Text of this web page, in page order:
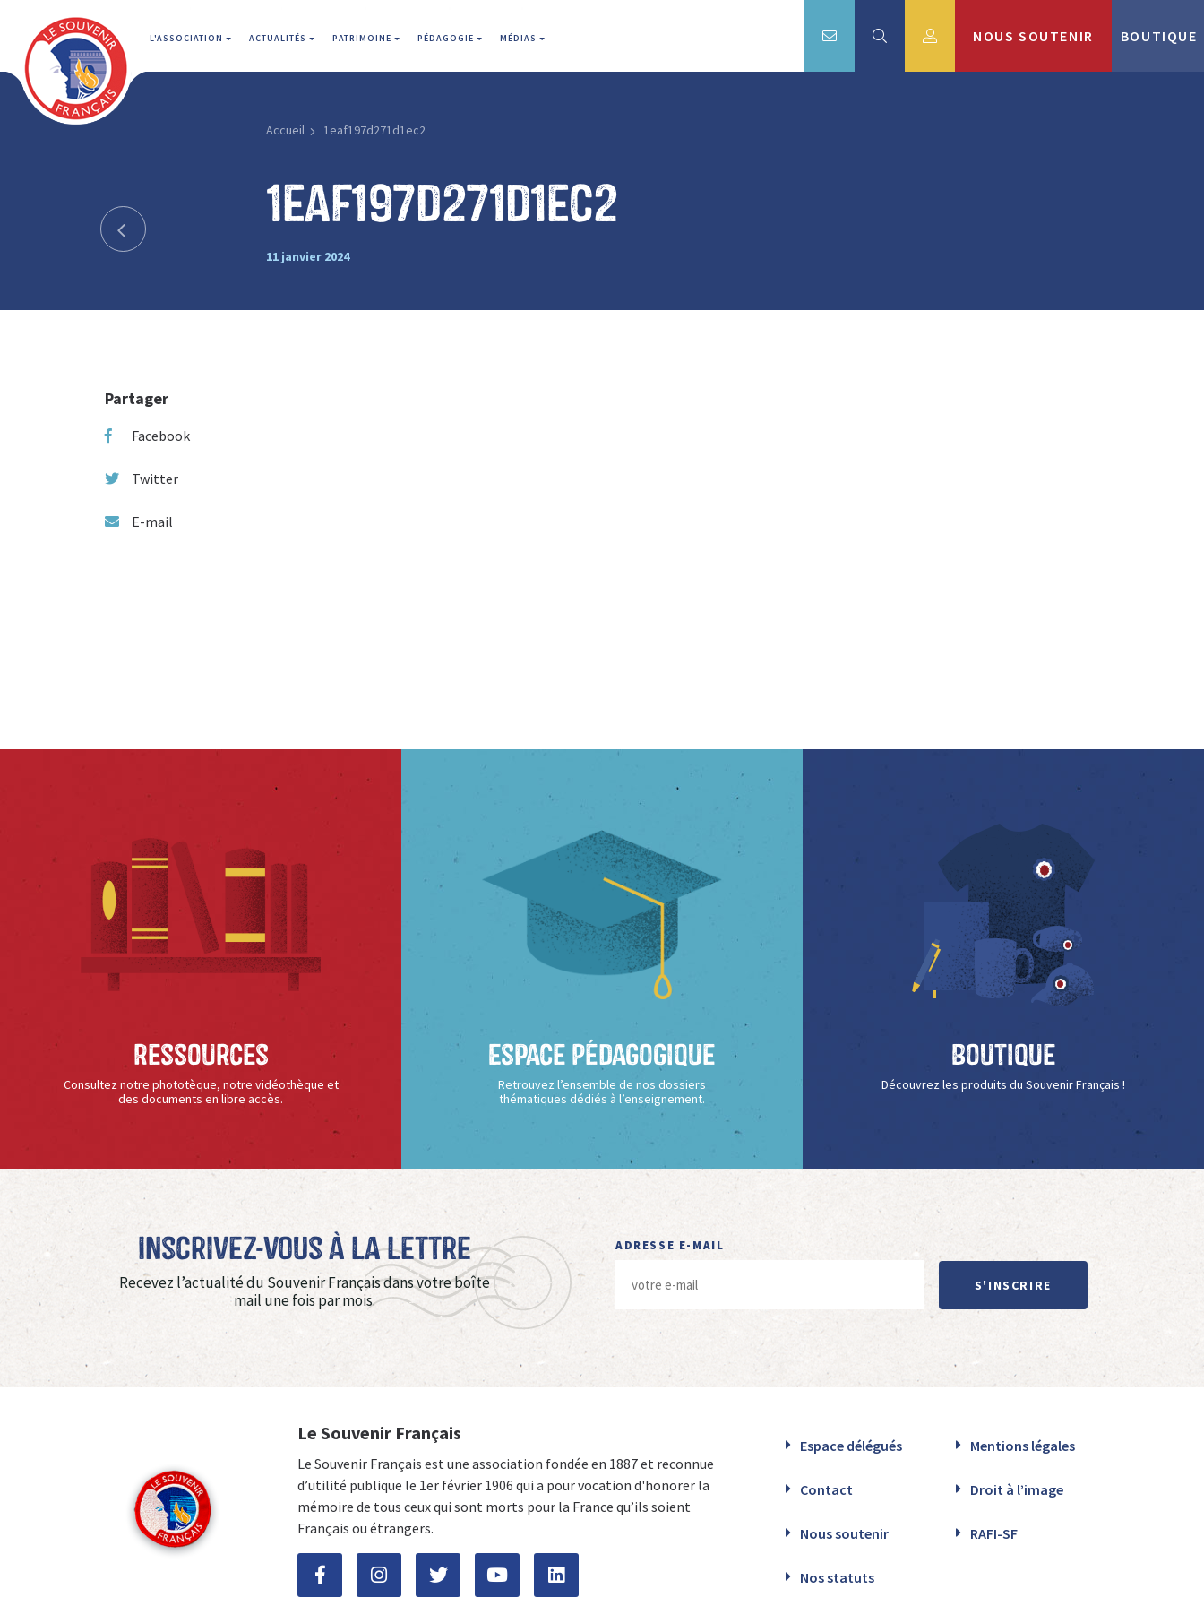
L'ASSOCIATION ACTUALITÉS PATRIMOINE PÉDAGOGIE MÉDIAS NOUS SOUTENIR BOUTIQUE
Accueil 1eaf197d271d1ec2
1eaf197d271d1ec2
11 janvier 2024
Partager
Facebook
Twitter
E-mail
Ressources
Consultez notre phototèque, notre vidéothèque et
des documents en libre accès.
Espace Pédagogique
Retrouvez l’ensemble de nos dossiers
thématiques dédiés à l’enseignement.
Boutique
Découvrez les produits du Souvenir Français !
Inscrivez-vous à La Lettre
Recevez l’actualité du Souvenir Français dans votre boîte
mail une fois par mois.
ADRESSE E-MAIL
S'INSCRIRE
Le Souvenir Français
Le Souvenir Français est une association fondée en 1887 et reconnue
d’utilité publique le 1er février 1906 qui a pour vocation d'honorer la
mémoire de tous ceux qui sont morts pour la France qu’ils soient
Français ou étrangers.
Espace délégués Mentions légales
Contact Droit à l’image
Nous soutenir RAFI-SF
Nos statuts